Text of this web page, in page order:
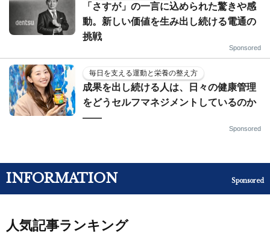
「さすが」の一言に込められた驚きや感
動。新しい価値を生み出し続ける電通の
挑戦
Sponsored
毎日を支える運動と栄養の整え方
成果を出し続ける人は、日々の健康管理
をどうセルフマネジメントしているのか
——
Sponsored
INFORMATION Sponsored
人気記事ランキング